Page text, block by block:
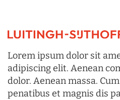
Lorem ipsum dolor sit
adipiscing elit. Aenean
dolor. Aenean massa.
penatibus et magnis dis